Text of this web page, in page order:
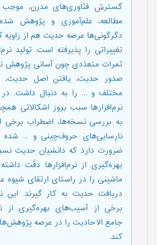
گسترش فنّاوری‌های مدرن، موجب
مطالعه، علم‌آموزی و پژوهش
دگرگونی‌ها عرصه حدیث هم از زاویه
تغییراتی را پذیرفته است. تولید
ثمرات متعدّدی چون آسانی پژوهش
صدور حدیث، یافتن اصل حدیث،
مختلف و ... را به دنبال داشت. در
نرم‌افزارها سبب بروز اشکالاتی
به بررسی نسخه‌ها، اضطراب برخی
نارسایی‌های حروف‌چینی و ... شده
ضرورت دارد که دانشیان حدیث
بهره‌گیری از نرم‌افزارها دقّت
ماشینی را در راستای ارتقای شیوه
دریافت حدیث به‌ کار گیرند. این
برخی از آسیب‌های بهره‌گیری از
جامع الاحادیث را در عرصه
کند.